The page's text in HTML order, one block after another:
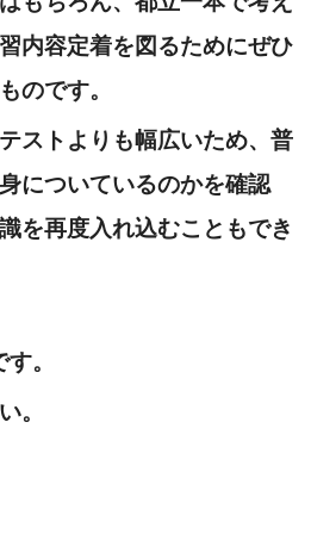
内容定着を図るためにぜひ
のです。
ストよりも幅広いため、普
についているのかを確認
を再度入れ込むこともでき
。
。